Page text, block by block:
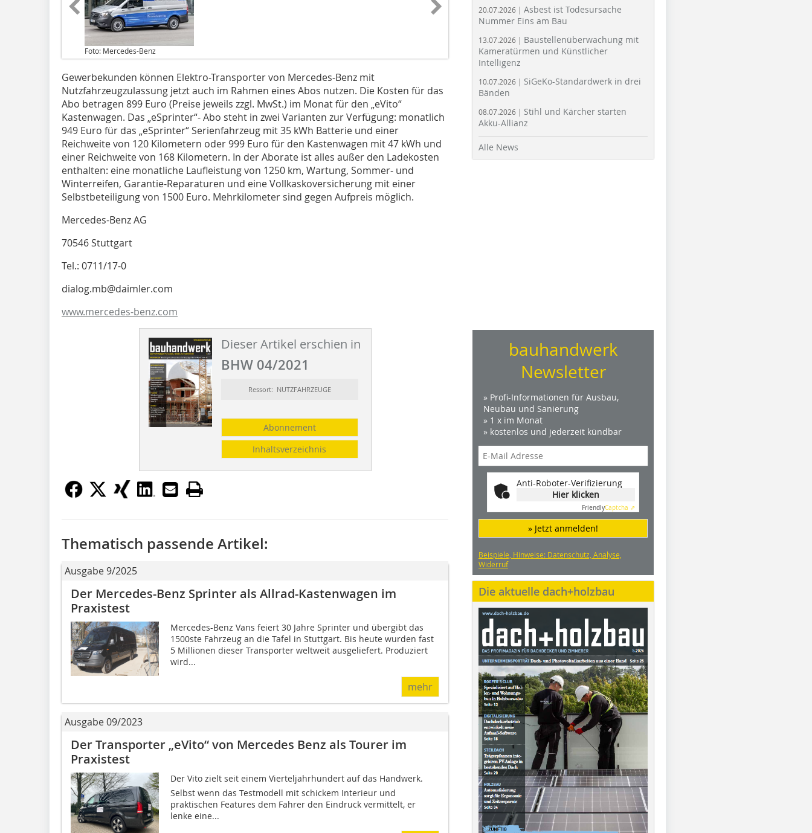
Foto: Mercedes-Benz
Gewerbekunden können Elektro-Transporter von Mercedes-Benz mit
Nutzfahrzeugzulassung jetzt auch im Rahmen eines Abos nutzen. Die Kosten für das
Abo betragen 899 Euro (Preise jeweils zzgl. MwSt.) im Monat für den „eVito“
Kastenwagen. Das „eSprinter“- Abo steht in zwei Varianten zur Verfügung: monatlich
949 Euro für das „eSprinter“ Serienfahrzeug mit 35 kWh Batterie und einer
Reichweite von 120 Kilometern oder 999 Euro für den Kastenwagen mit 47 kWh und
einer Reichweite von 168 Kilometern. In der Aborate ist alles außer den Ladekosten
enthalten: eine monatliche Laufleistung von 1250 km, Wartung, Sommer- und
Winterreifen, Garantie-Reparaturen und eine Vollkaskoversicherung mit einer
Selbstbeteiligung von 1500 Euro. Mehrkilometer sind gegen Aufpreis möglich.
Mercedes-Benz AG
70546 Stuttgart
Tel.: 0711/17-0
dialog.mb@daimler.com
www.mercedes-benz.com
Dieser Artikel erschien in
BHW 04/2021
Ressort: NUTZFAHRZEUGE
Abonnement
Inhaltsverzeichnis
Thematisch passende Artikel:
Ausgabe 9/2025
Der Mercedes-Benz Sprinter als Allrad-Kastenwagen im
Praxistest
Mercedes-Benz Vans feiert 30 Jahre Sprinter und übergibt das
1500ste Fahrzeug an die Tafel in Stuttgart. Bis heute wurden fast
5 Millionen dieser Transporter weltweit ausgeliefert. Produziert
wird...
mehr
Ausgabe 09/2023
Der Transporter „eVito“ von Mercedes Benz als Tourer im
Praxistest
Der Vito zielt seit einem Vierteljahrhundert auf das Handwerk.
Selbst wenn das Testmodell mit schickem Interieur und
praktischen Features dem Fahrer den Eindruck vermittelt, er
lenke eine...
20.07.2026 | Asbest ist Todesursache
Nummer Eins am Bau
13.07.2026 | Baustellenüberwachung mit
Kameratürmen und Künstlicher
Intelligenz
10.07.2026 | SiGeKo-Standardwerk in drei
Bänden
08.07.2026 | Stihl und Kärcher starten
Akku-Allianz
Alle News
bauhandwerk
Newsletter
» Profi-Informationen für Ausbau,
Neubau und Sanierung
» 1 x im Monat
» kostenlos und jederzeit kündbar
Anti-Roboter-Verifizierung
Hier klicken
FriendlyCaptcha ⇗
» Jetzt anmelden!
Beispiele, Hinweise: Datenschutz, Analyse,
Widerruf
Die aktuelle dach+holzbau